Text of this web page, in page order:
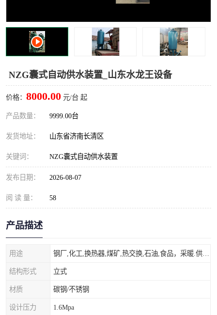
NZG囊式自动供水装置_山东水龙王设备
价格： 8000.00 元/台 起
产品数量： 9999.00台
发货地址： 山东省济南长清区
关键词： NZG囊式自动供水装置
发布日期： 2026-08-07
阅 读 量： 58
产品描述
用途
结构形式 立式
材质 碳钢/不锈钢
设计压力 1.6Mpa